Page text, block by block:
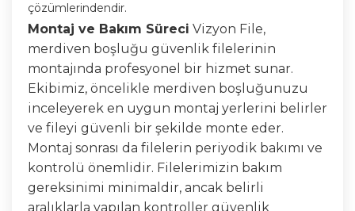
çözümlerindendir.
Montaj ve Bakım Süreci Vizyon File,
merdiven boşluğu güvenlik filelerinin
montajında profesyonel bir hizmet sunar.
Ekibimiz, öncelikle merdiven boşluğunuzu
inceleyerek en uygun montaj yerlerini belirler
ve fileyi güvenli bir şekilde monte eder.
Montaj sonrası da filelerin periyodik bakımı ve
kontrolü önemlidir. Filelerimizin bakım
gereksinimi minimaldir, ancak belirli
aralıklarla yapılan kontroller güvenlik